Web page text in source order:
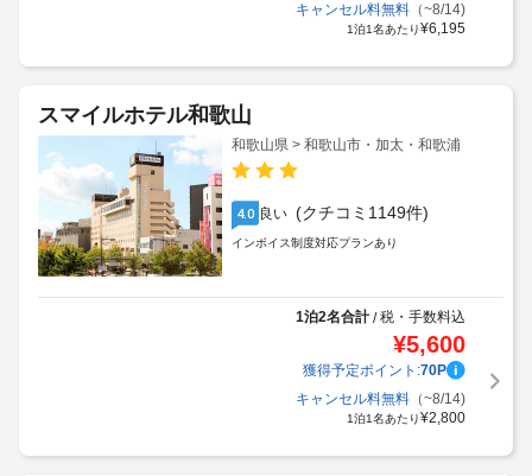
キャンセル料無料（~8/14)
1泊1名あたり¥6,195
スマイルホテル和歌山
和歌山県 > 和歌山市・加太・和歌浦
4.0 良い (クチコミ1149件)
インボイス制度対応プランあり
1泊2名合計/税・手数料込
¥5,600
獲得予定ポイント:70P
キャンセル料無料（~8/14)
1泊1名あたり¥2,800